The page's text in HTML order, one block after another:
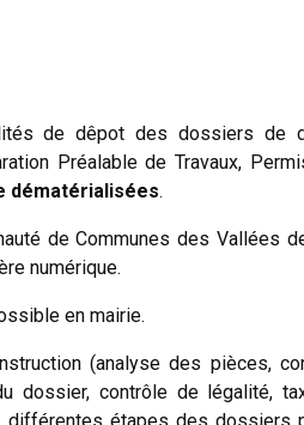
de dêpot des dossiers de
Préalable de Travaux,
dématérialisées.
de Communes des Vallées
numérique.
en mairie.
(analyse des pièces,
dossier, contrôle de légalité,